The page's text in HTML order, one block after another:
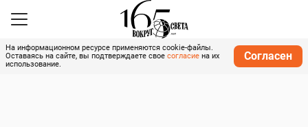
На информационном ресурсе применяются cookie-файлы.
Оставаясь на сайте, вы подтверждаете свое согласие на их
использование.
Согласен